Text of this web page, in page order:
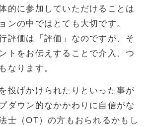
的に参加していただけることは
ンの中ではとても大切です。
評価は「評価」なのですが、そ
トをお伝えすることで介入、つ
なります。
投げかけられたりといった事が
ダウン的なかかわりに自信がな
士（OT）の方もおられるかもし